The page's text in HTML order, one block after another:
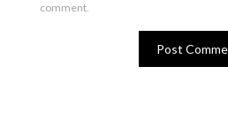
comment.